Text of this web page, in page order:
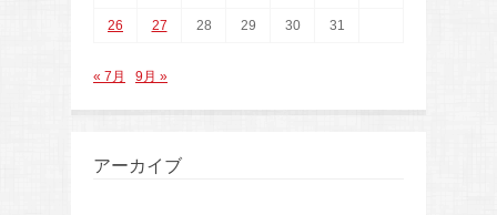
26 27 28 29 30 31
« 7月 9月 »
アーカイブ